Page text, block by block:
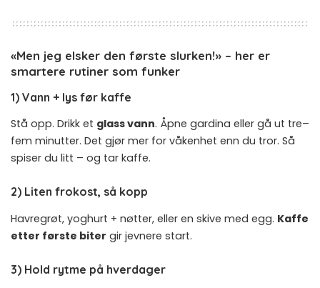
«Men jeg elsker den første slurken!» – her er
smartere rutiner som funker
1) Vann + lys før kaffe
Stå opp. Drikk et glass vann. Åpne gardina eller gå ut tre–
fem minutter. Det gjør mer for våkenhet enn du tror. Så
spiser du litt – og tar kaffe.
2) Liten frokost, så kopp
Havregrøt, yoghurt + nøtter, eller en skive med egg. Kaffe
etter første biter gir jevnere start.
3) Hold rytme på hverdager